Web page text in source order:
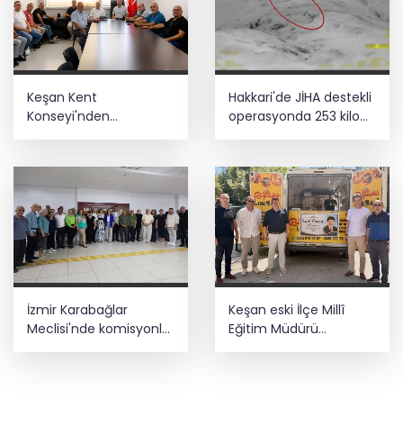
Keşan Kent
Konseyi'nden
Hakkari'de JİHA destekli
operasyonda 253 kilo
İzmir Karabağlar
Meclisi'nde komisyonlar
Keşan eski İlçe Millî
Eğitim Müdürü